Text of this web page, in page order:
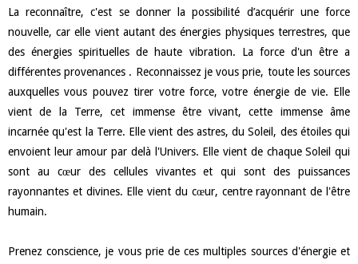
La reconnaître, c'est se donner la possibilité d’acquérir une force
nouvelle, car elle vient autant des énergies physiques terrestres, que
des énergies spirituelles de haute vibration. La force d'un être a
différentes provenances . Reconnaissez je vous prie, toute les sources
auxquelles vous pouvez tirer votre force, votre énergie de vie. Elle
vient de la Terre, cet immense être vivant, cette immense âme
incarnée qu'est la Terre. Elle vient des astres, du Soleil, des étoiles qui
envoient leur amour par delà l'Univers. Elle vient de chaque Soleil qui
sont au cœur des cellules vivantes et qui sont des puissances
rayonnantes et divines. Elle vient du cœur, centre rayonnant de l'être
humain.
Prenez conscience, je vous prie de ces multiples sources d'énergie et